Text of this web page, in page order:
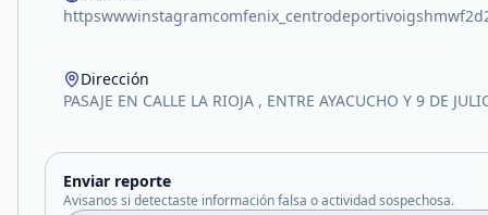
Dirección
PASAJE EN CALLE LA RIOJA , ENTRE AYACUCHO Y 9 DE
Enviar reporte
Avisanos si detectaste información falsa o actividad sospechosa.